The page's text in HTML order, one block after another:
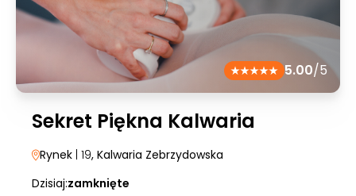
5.00/5
Sekret Piękna Kalwaria
Rynek | 19, Kalwaria Zebrzydowska
Dzisiaj:zamknięte